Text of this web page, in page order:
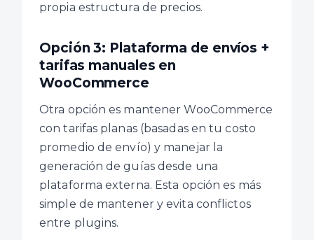
propia estructura de precios.
Opción 3: Plataforma de envíos +
tarifas manuales en
WooCommerce
Otra opción es mantener WooCommerce
con tarifas planas (basadas en tu costo
promedio de envío) y manejar la
generación de guías desde una
plataforma externa. Esta opción es más
simple de mantener y evita conflictos
entre plugins.